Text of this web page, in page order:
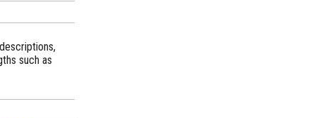
such as